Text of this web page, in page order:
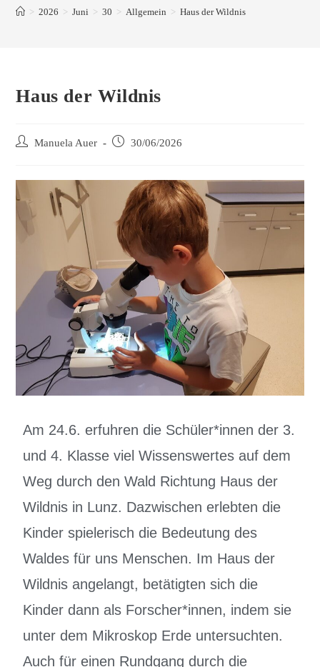
> 2026 > Juni > 30 > Allgemein > Haus der Wildnis
Haus der Wildnis
Manuela Auer 30/06/2026
Am 24.6. erfuhren die Schüler*innen der 3.
und 4. Klasse viel Wissenswertes auf dem
Weg durch den Wald Richtung Haus der
Wildnis in Lunz. Dazwischen erlebten die
Kinder spielerisch die Bedeutung des
Waldes für uns Menschen. Im Haus der
Wildnis angelangt, betätigten sich die
Kinder dann als Forscher*innen, indem sie
unter dem Mikroskop Erde untersuchten.
Auch für einen Rundgang durch die